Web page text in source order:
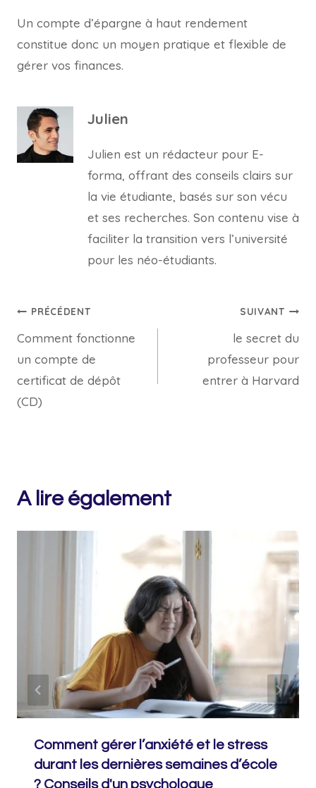
Un compte d’épargne à haut rendement
constitue donc un moyen pratique et flexible de
gérer vos finances.
Julien
Julien est un rédacteur pour E-
forma, offrant des conseils clairs sur
la vie étudiante, basés sur son vécu
et ses recherches. Son contenu vise à
faciliter la transition vers l’université
pour les néo-étudiants.
Navigation
de
l’article
PRÉCÉDENT
Comment fonctionne
un compte de
certificat de dépôt
(CD)
SUIVANT
le secret du
professeur pour
entrer à Harvard
A lire également
Comment gérer l’anxiété et le stress
durant les dernières semaines d’école
? Conseils d'un psychologue